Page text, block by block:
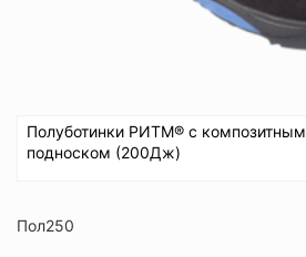
Полуботинки РИТМ® с композитным
подноском (200Дж)
Пол250